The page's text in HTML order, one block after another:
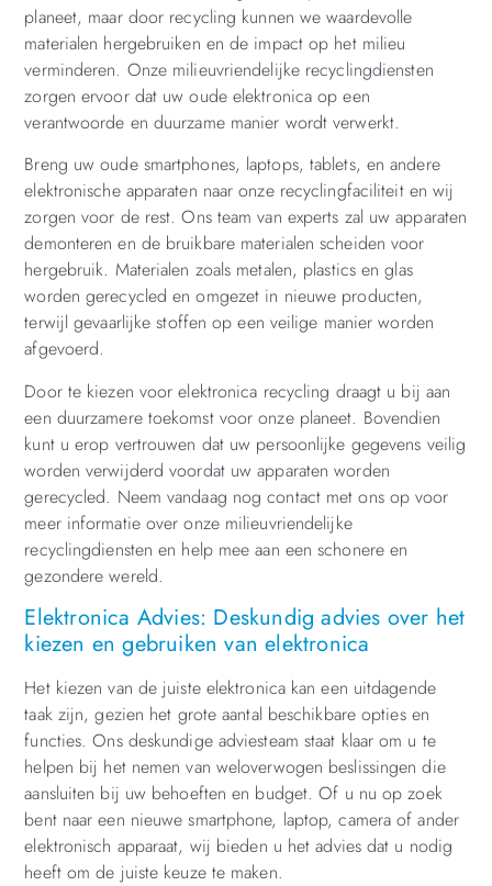
planeet, maar door recycling kunnen we waardevolle
materialen hergebruiken en de impact op het milieu
verminderen. Onze milieuvriendelijke recyclingdiensten
zorgen ervoor dat uw oude elektronica op een
verantwoorde en duurzame manier wordt verwerkt.
Breng uw oude smartphones, laptops, tablets, en andere
elektronische apparaten naar onze recyclingfaciliteit en wij
zorgen voor de rest. Ons team van experts zal uw apparaten
demonteren en de bruikbare materialen scheiden voor
hergebruik. Materialen zoals metalen, plastics en glas
worden gerecycled en omgezet in nieuwe producten,
terwijl gevaarlijke stoffen op een veilige manier worden
afgevoerd.
Door te kiezen voor elektronica recycling draagt u bij aan
een duurzamere toekomst voor onze planeet. Bovendien
kunt u erop vertrouwen dat uw persoonlijke gegevens veilig
worden verwijderd voordat uw apparaten worden
gerecycled. Neem vandaag nog contact met ons op voor
meer informatie over onze milieuvriendelijke
recyclingdiensten en help mee aan een schonere en
gezondere wereld.
Elektronica Advies: Deskundig advies over het
kiezen en gebruiken van elektronica
Het kiezen van de juiste elektronica kan een uitdagende
taak zijn, gezien het grote aantal beschikbare opties en
functies. Ons deskundige adviesteam staat klaar om u te
helpen bij het nemen van weloverwogen beslissingen die
aansluiten bij uw behoeften en budget. Of u nu op zoek
bent naar een nieuwe smartphone, laptop, camera of ander
elektronisch apparaat, wij bieden u het advies dat u nodig
heeft om de juiste keuze te maken.